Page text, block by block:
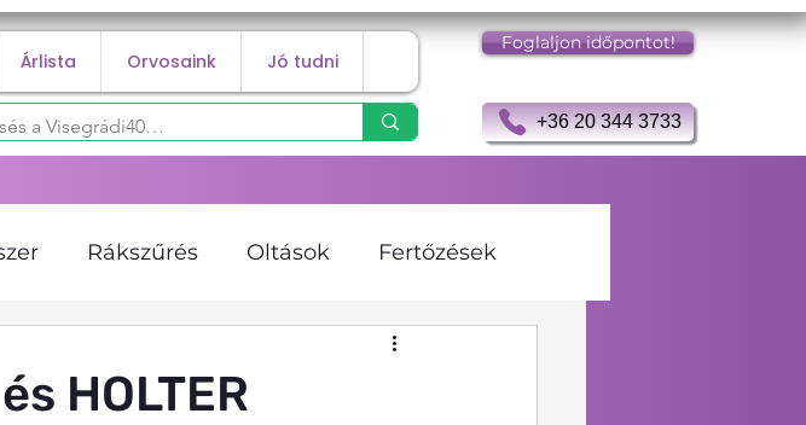
Árlista Orvosaink Jó tudni
Foglaljon időpontot!
+36 20 344 3733
Rákszűrés Oltások Fertőzések
Terápiák Keringés
HOLTER